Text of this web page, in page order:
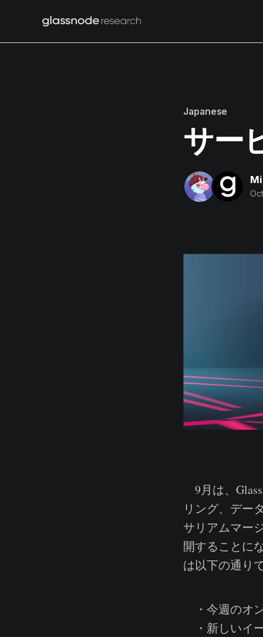
Japanese
サー
9月は、
リング、デー
サリアムマー
開することに
は以下の通り
・今週のオ
・新しいイ